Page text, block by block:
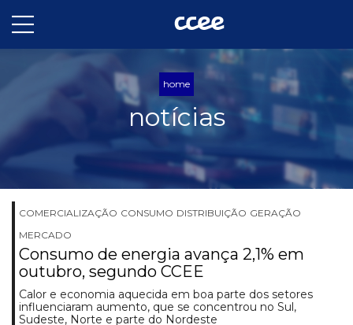
home
notícias
COMERCIALIZAÇÃO CONSUMO DISTRIBUIÇÃO GERAÇÃO
MERCADO
Consumo de energia avança 2,1% em
outubro, segundo CCEE
Calor e economia aquecida em boa parte dos setores
influenciaram aumento, que se concentrou no Sul,
Sudeste, Norte e parte do Nordeste